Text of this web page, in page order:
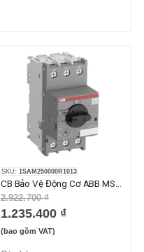
SKU: 1SAM250000R1013
2.922.700 ₫
1.235.400 ₫
(bao gồm VAT)